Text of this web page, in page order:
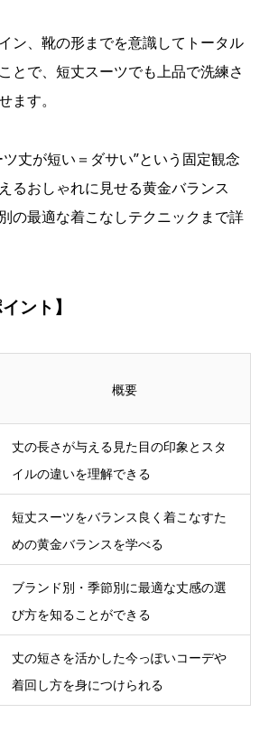
ン、靴の形までを意識してトータル
とで、短丈スーツでも上品で洗練さ
ます。
丈が短い＝ダサい”という固定観念
るおしゃれに見せる黄金バランス
の最適な着こなしテクニックまで詳
ント】
概要
丈の長さが与える見た目の印象とスタ
イルの違いを理解できる
短丈スーツをバランス良く着こなすた
めの黄金バランスを学べる
ブランド別・季節別に最適な丈感の選
び方を知ることができる
丈の短さを活かした今っぽいコーデや
着回し方を身につけられる